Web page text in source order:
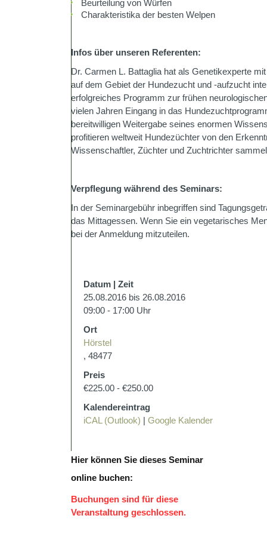
Beurteilung von Würfen
Charakteristika der besten Welpen
Infos über unseren Referenten:
Dr. Carmen L. Battaglia hat als Genetikexperte
auf dem Gebiet der Hundezucht und -aufzucht
erfolgreiches Programm zur frühen
vielen Jahren Eingang in das
bereitwilligen Weitergabe seines enormen
profitieren weltweit Hundezüchter von den
Wissenschaftler, Züchter und Zuchtrichter
Verpflegung während des Seminars:
In der Seminargebühr inbegriffen sind
das Mittagessen. Wenn Sie ein vegetarisches
bei der Anmeldung mitzuteilen.
Datum | Zeit
25.08.2016 bis 26.08.2016
09:00 - 17:00 Uhr
Ort
Hörstel
, 48477
Preis
€225.00 - €250.00
Kalendereintrag
iCAL (Outlook) | Google Kalender
Hier können Sie dieses Seminar
online buchen:
Buchungen sind für diese
Veranstaltung geschlossen.